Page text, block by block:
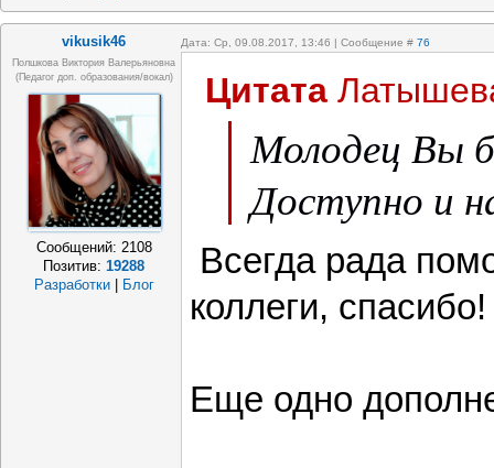
vikusik46 Дата: Ср, 09.08.2017, 13:46 | Сообщение # 76
Полшкова Виктория Валерьяновна
(педагог доп. образования/вокал)
Сообщений: 2108
Позитив:19288
Разработки
Блог
Цитата
Молодец Вы
Доступно и
Всегда рада
коллеги, спасибо!
Еще одно